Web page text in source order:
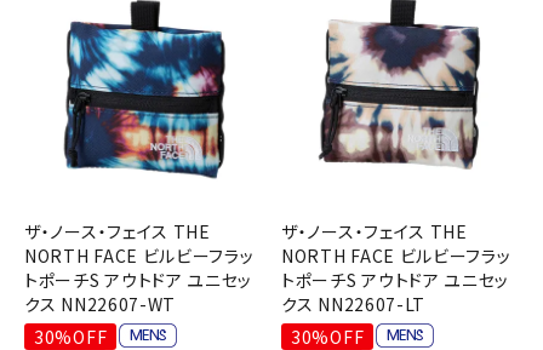
SALE品はこちら
INFORMATIOM
ご利用ガイド
メルマガ登録
特定商取引法
プライバシーポリシー
ザ・ノース・フェイス THE
NORTH FACE ビルビーフラッ
トポーチS アウトドア ユニセッ
クス NN22607-WT
30%OFF
ザ・ノース・フェイス THE
NORTH FACE ビルビーフラッ
トポーチS アウトドア ユニセッ
クス NN22607-LT
30%OFF